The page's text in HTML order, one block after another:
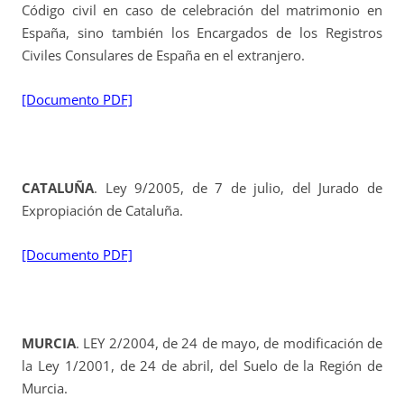
Código civil en caso de celebración del matrimonio en
España, sino también los Encargados de los Registros
Civiles Consulares de España en el extranjero.
[Documento PDF]
CATALUÑA. Ley 9/2005, de 7 de julio, del Jurado de
Expropiación de Cataluña.
[Documento PDF]
MURCIA. LEY 2/2004, de 24 de mayo, de modificación de
la Ley 1/2001, de 24 de abril, del Suelo de la Región de
Murcia.